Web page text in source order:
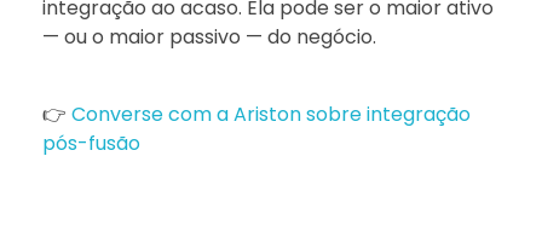
integração ao acaso. Ela pode ser o maior ativo
— ou o maior passivo — do negócio.
👉 Converse com a Ariston sobre integração
pós-fusão